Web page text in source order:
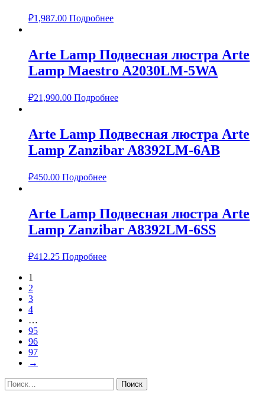
₽1,987.00 Подробнее
Arte Lamp Подвесная люстра Arte
Lamp Maestro A2030LM-5WA
₽21,990.00 Подробнее
Arte Lamp Подвесная люстра Arte
Lamp Zanzibar A8392LM-6AB
₽450.00 Подробнее
Arte Lamp Подвесная люстра Arte
Lamp Zanzibar A8392LM-6SS
₽412.25 Подробнее
1
2
3
4
…
95
96
97
→
Найти: